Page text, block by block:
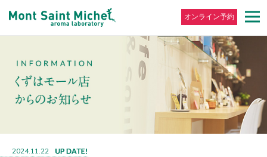
オンライン予約
2024.11.22